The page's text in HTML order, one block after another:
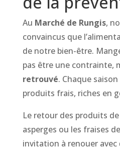
Au Marché de Rungis,
convaincus que
de notre bien-être.
pas être une contrainte,
retrouvé. Chaque
produits frais, riches en
Le retour des produits
asperges ou les fraises
invitation à renouer